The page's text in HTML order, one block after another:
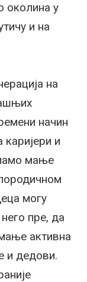
околина у
и на
на
начин
и
мање
могу
пре, да
активна
и дедови.